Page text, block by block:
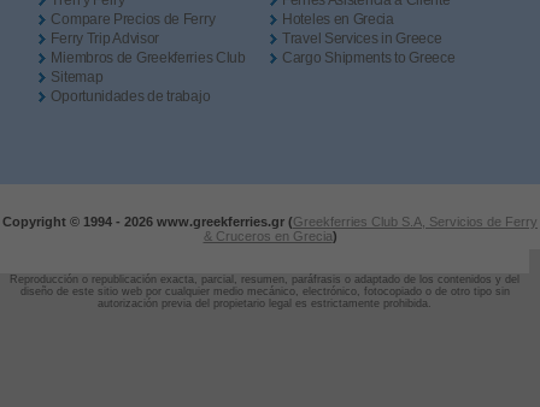
Compare Precios de Ferry
Ferry Trip Advisor
Miembros de Greekferries Club
Sitemap
Oportunidades de trabajo
Hoteles en Grecia
Travel Services in Greece
Cargo Shipments to Greece
Copyright © 1994 - 2026 www.greekferries.gr (Greekferries Club S.A, Servicios de Ferry
& Cruceros en Grecia)
Reproducción o republicación exacta, parcial, resumen, paráfrasis o adaptado de los contenidos y del
diseño de este sitio web por cualquier medio mecánico, electrónico, fotocopiado o de otro tipo sin
autorización previa del propietario legal es estrictamente prohibida.